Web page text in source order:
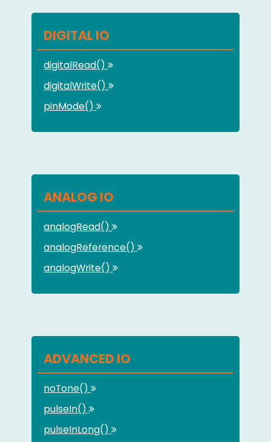
DIGITAL IO
digitalRead()
digitalWrite()
pinMode()
ANALOG IO
analogRead()
analogReference()
analogWrite()
ADVANCED IO
noTone()
pulseIn()
pulseInLong()